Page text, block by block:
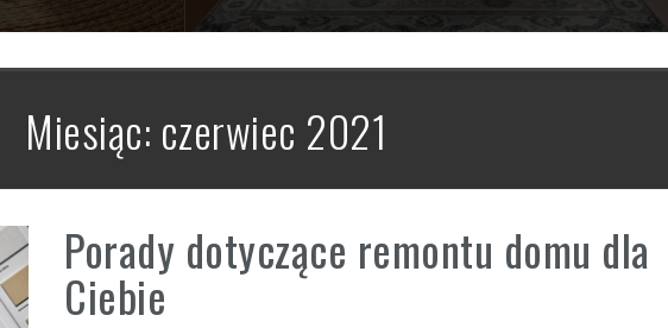
Miesiąc: czerwiec 2021
Porady dotyczące remontu domu dla
Ciebie